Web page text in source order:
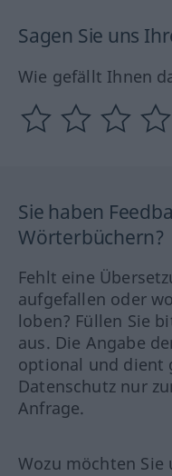
Sagen Sie uns
Wie gefällt Ihnen
Sie haben
Wörterbüchern?
Fehlt eine
aufgefallen oder
loben? Füllen Sie
aus. Die Angabe
optional und dient
Datenschutz nur
Anfrage.
Wozu möchten Sie